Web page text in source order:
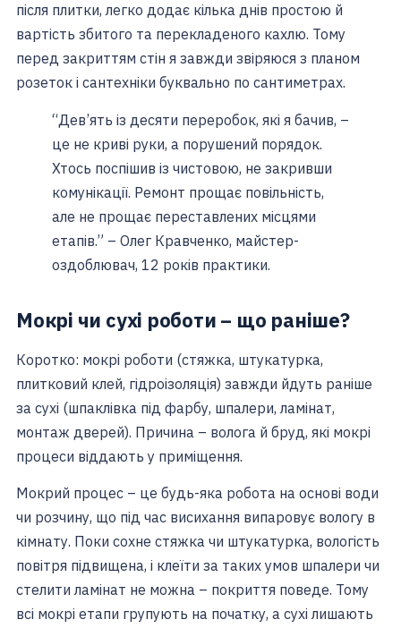
після плитки, легко додає кілька днів простою й
вартість збитого та перекладеного кахлю. Тому
перед закриттям стін я завжди звіряюся з планом
розеток і сантехніки буквально по сантиметрах.
“Дев’ять із десяти переробок, які я бачив, –
це не криві руки, а порушений порядок.
Хтось поспішив із чистовою, не закривши
комунікації. Ремонт прощає повільність,
але не прощає переставлених місцями
етапів.” – Олег Кравченко, майстер-
оздоблювач, 12 років практики.
Мокрі чи сухі роботи – що раніше?
Коротко: мокрі роботи (стяжка, штукатурка,
плитковий клей, гідроізоляція) завжди йдуть раніше
за сухі (шпаклівка під фарбу, шпалери, ламінат,
монтаж дверей). Причина – волога й бруд, які мокрі
процеси віддають у приміщення.
Мокрий процес – це будь-яка робота на основі води
чи розчину, що під час висихання випаровує вологу в
кімнату. Поки сохне стяжка чи штукатурка, вологість
повітря підвищена, і клеїти за таких умов шпалери чи
стелити ламінат не можна – покриття поведе. Тому
всі мокрі етапи групують на початку, а сухі лишають